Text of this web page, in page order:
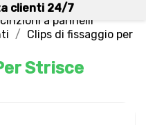
clienti 24/7
a pannelli
Clips di fissaggio per
Strisce